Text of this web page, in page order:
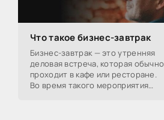
Что такое бизнес-завтрак
Бизнес-завтрак — это утренняя
деловая встреча, которая обычно
проходит в кафе или ресторане.
Во время такого мероприятия